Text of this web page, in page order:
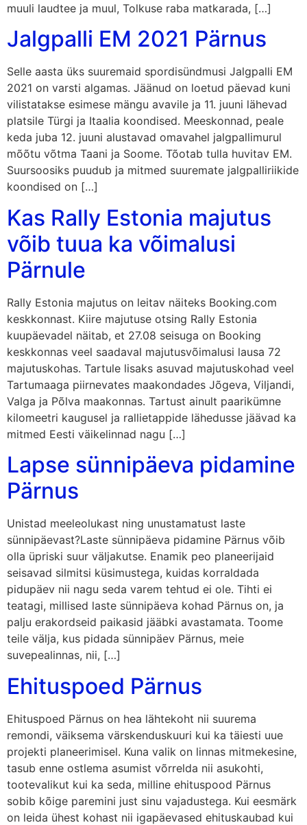
muuli laudtee ja muul, Tolkuse raba matkarada, […]
Jalgpalli EM 2021 Pärnus
Selle aasta üks suuremaid spordisündmusi Jalgpalli EM
2021 on varsti algamas. Jäänud on loetud päevad kuni
vilistatakse esimese mängu avavile ja 11. juuni lähevad
platsile Türgi ja Itaalia koondised. Meeskonnad, peale
keda juba 12. juuni alustavad omavahel jalgpallimurul
mõõtu võtma Taani ja Soome. Tõotab tulla huvitav EM.
Suursoosiks puudub ja mitmed suuremate jalgpalliriikide
koondised on […]
Kas Rally Estonia majutus
võib tuua ka võimalusi
Pärnule
Rally Estonia majutus on leitav näiteks Booking.com
keskkonnast. Kiire majutuse otsing Rally Estonia
kuupäevadel näitab, et 27.08 seisuga on Booking
keskkonnas veel saadaval majutusvõimalusi lausa 72
majutuskohas. Tartule lisaks asuvad majutuskohad veel
Tartumaaga piirnevates maakondades Jõgeva, Viljandi,
Valga ja Põlva maakonnas. Tartust ainult paarikümne
kilomeetri kaugusel ja rallietappide lähedusse jäävad ka
mitmed Eesti väikelinnad nagu […]
Lapse sünnipäeva pidamine
Pärnus
Unistad meeleolukast ning unustamatust laste
sünnipäevast?Laste sünnipäeva pidamine Pärnus võib
olla üpriski suur väljakutse. Enamik peo planeerijaid
seisavad silmitsi küsimustega, kuidas korraldada
pidupäev nii nagu seda varem tehtud ei ole. Tihti ei
teatagi, millised laste sünnipäeva kohad Pärnus on, ja
palju erakordseid paikasid jääbki avastamata. Toome
teile välja, kus pidada sünnipäev Pärnus, meie
suvepealinnas, nii, […]
Ehituspoed Pärnus
Ehituspoed Pärnus on hea lähtekoht nii suurema
remondi, väiksema värskenduskuuri kui ka täiesti uue
projekti planeerimisel. Kuna valik on linnas mitmekesine,
tasub enne ostlema asumist võrrelda nii asukohti,
tootevalikut kui ka seda, milline ehituspood Pärnus
sobib kõige paremini just sinu vajadustega. Kui eesmärk
on leida ühest kohast nii igapäevased ehituskaubad kui